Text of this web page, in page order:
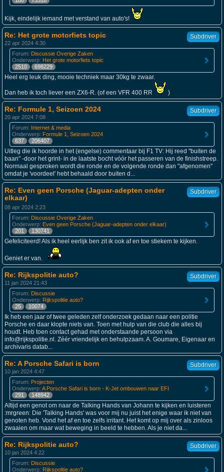
Kijk, eindelijk iemand met verstand van auto's!
Subdriver
Re: Het grote motorfiets topic
22 apr 2024 4:30
Forum: Discussie Overige Zaken
Onderwerp: Het grote motorfiets topic
2510
698229
Heel erg leuk ding, mooie techniek maar 30kg te zwaar.
Dan heb ik toch liever een ZX6-R. (of een VFR 400 RR )
Subdriver
Re: Formule 1, Seizoen 2024
20 apr 2024 7:08
Forum: Internet & media
Onderwerp: Formule 1, Seizoen 2024
637
206407
Uitleg die ik hoorde in het (engelse) commentaar bij F1 TV: Hij reed "buiten de
baan" -door het grint- in de laatste bocht vóór het passeren van de finishstreep.
Normaal gesproken wordt die ronde en de volgende ronde dan "afgenomen"
omdat je 'voordeel' hebt behaald door buiten d...
Subdriver
Re: Even geen Porsche (Jaguar-adepten onder
elkaar)
08 apr 2024 2:23
Forum: Discussie Overige Zaken
Onderwerp: Even geen Porsche (Jaguar-adepten onder elkaar)
201
130741
Gefeliciteerd! Als ik heel eerlijk ben zit ik ook af en toe stiekem te kijken.
Geniet er van.
Subdriver
Re: Rijkspolitie auto?
11 jan 2024 21:43
Forum: Discussie
Onderwerp: Rijkspolitie auto?
25
10074
Ik heb een jaar of twee geleden zelf onderzoek gedaan naar een politie
Porsche en daar klopte niets van. Toen met hulp van die club die alles bij
houdt. Heb toen contact gehad met onderstaande persoon via
info@rijkspolitie.nl. Zéér vriendelijk en behulpzaam. A. Goumare, Eigenaar en
archivaris datab...
Subdriver
Re: A Porsche Safari is born
10 jan 2024 4:47
Forum: Projecten
Onderwerp: A Porsche Safari is born - K-Jet ombouwen naar EFI
291
148942
Altijd een genot om naar de Talking Hands van Johann te kijken en luisteren
:mrgreen: Die 'Talking Hands' was voor mij nu juist het enige waar ik niet van
genoten heb. Vond het af en toe zelfs irritant. Het komt op mij over als zinloos
zwaaien om maar wat beweging in beeld te hebben. Als je niet da...
Subdriver
Re: Rijkspolitie auto?
10 jan 2024 4:22
Forum: Discussie
Onderwerp: Rijkspolitie auto?